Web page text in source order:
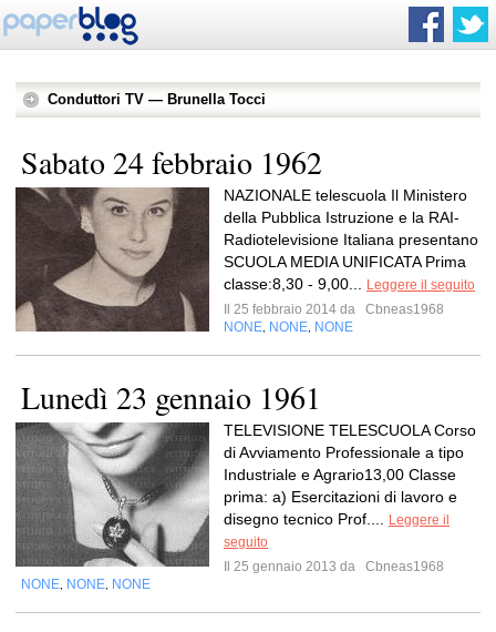
Conduttori TV — Brunella Tocci
Sabato 24 febbraio 1962
NAZIONALE telescuola Il Ministero
della Pubblica Istruzione e la RAI-
Radiotelevisione Italiana presentano
SCUOLA MEDIA UNIFICATA Prima
classe:8,30 - 9,00...
Leggere il seguito
Il 25 febbraio 2014 da
Cbneas1968
NONE NONE NONE
Lunedì 23 gennaio 1961
TELEVISIONE TELESCUOLA Corso
di Avviamento Professionale a tipo
Industriale e Agrario13,00 Classe
prima: a) Esercitazioni di lavoro e
disegno tecnico Prof....
Leggere il
seguito
Il 25 gennaio 2013 da
Cbneas1968
NONE NONE NONE